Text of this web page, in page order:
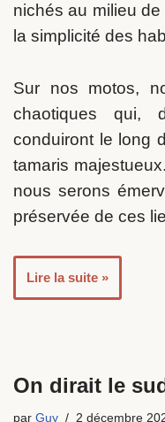
nichés au milieu de
la simplicité des
Sur nos motos,
chaotiques qui,
conduiront le long
tamaris
nous serons
préservée de ces
Lire la suite »
On dirait le
par Guy 2 décembre